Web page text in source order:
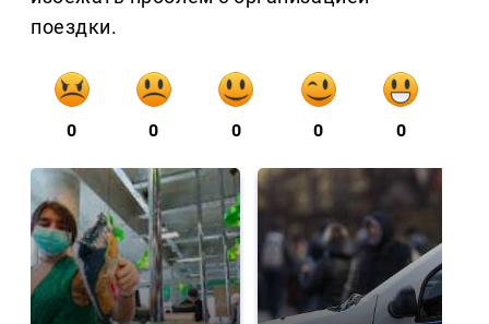
поездки.
0 0 0 0 0